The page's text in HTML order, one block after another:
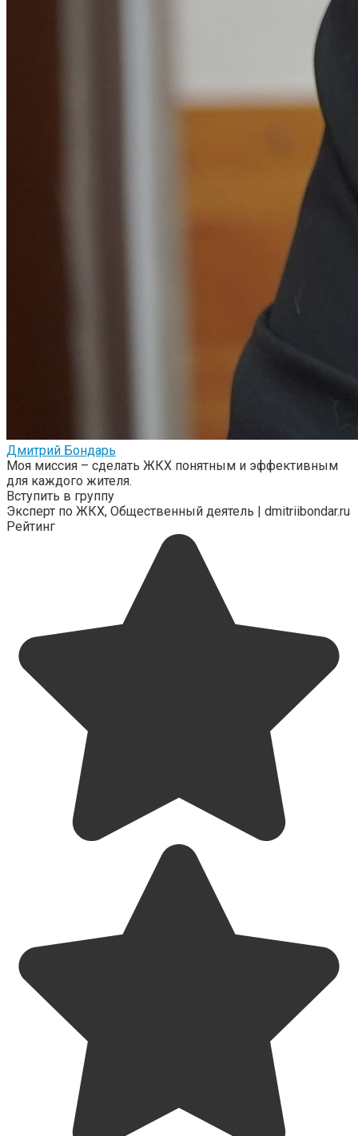
Дмитрий Бондарь
Моя миссия – сделать ЖКХ понятным и эффективным
для каждого жителя.
Вступить в группу
Эксперт по ЖКХ, Общественный деятель | dmitriibondar.ru
Рейтинг